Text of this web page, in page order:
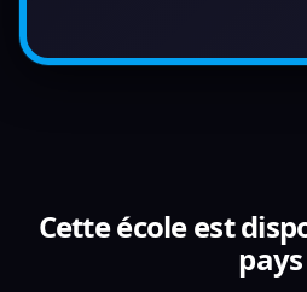
Cette école est
pays